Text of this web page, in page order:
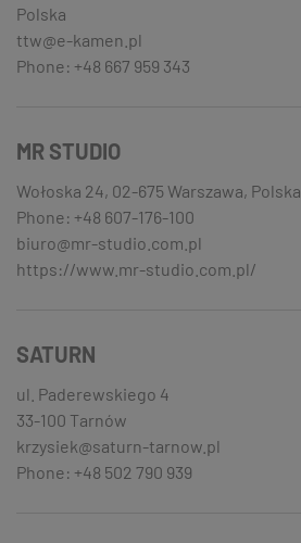
Polska
ttw@e-kamen.pl
Phone: +48 667 959 343
MR STUDIO
Wołoska 24, 02-675 Warszawa, Polska
Phone: +48 607-176-100
biuro@mr-studio.com.pl
https://www.mr-studio.com.pl/
SATURN
ul. Paderewskiego 4
33-100 Tarnów
krzysiek@saturn-tarnow.pl
Phone: +48 502 790 939